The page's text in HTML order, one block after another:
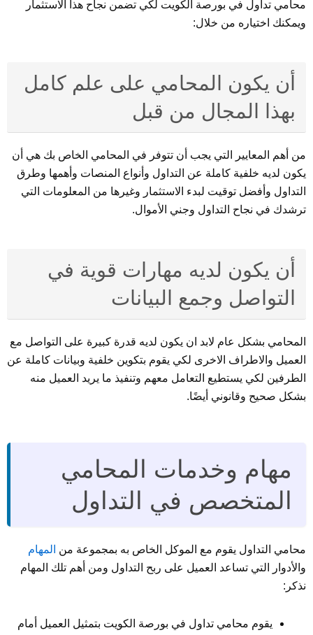
محامي تداول في بورصة الكويت لكي تضمن نجاح هذا الاستثمار
ويمكنك اختياره من خلال:
أن يكون المحامي على علم كامل
بهذا المجال من قبل
من أهم المعايير التي يجب أن تتوفر في المحامي الخاص بك هي أن
يكون لديه خلفية كاملة عن التداول وأنواع المنصات وأهمها وطرق
التداول وأفضل توقيت لبدء الاستثمار وغيرها من المعلومات التي
ترشدك في نجاح التداول وجني الأموال.
أن يكون لديه مهارات قوية في
التواصل وجمع البيانات
المحامي بشكل عام لابد ان يكون لديه قدرة كبيرة على التواصل مع
العميل والاطراف الاخرى لكي يقوم بتكوين خلفية وبيانات كاملة عن
الطرفين لكي يستطيع التعامل معهم وتنفيذ ما يريد العميل منه
بشكل صحيح وقانوني أيضًا.
مهام وخدمات المحامي
المتخصص في التداول
محامي التداول يقوم مع الموكل الخاص به بمجموعة من المهام
والأدوار التي تساعد العميل على ربح التداول ومن أهم تلك المهام
نذكر:
يقوم محامي تداول في بورصة الكويت بتمثيل العميل أمام